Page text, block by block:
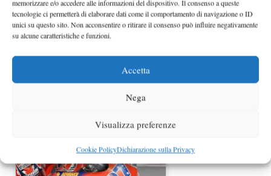
memorizzare e/o accedere alle informazioni del dispositivo. Il consenso a queste
tecnologie ci permetterà di elaborare dati come il comportamento di navigazione o ID
unici su questo sito. Non acconsentire o ritirare il consenso può influire negativamente
su alcune caratteristiche e funzioni.
Accetta
Nega
Visualizza preferenze
Cookie PolicyDichiarazione sulla Privacy
BMW M Award